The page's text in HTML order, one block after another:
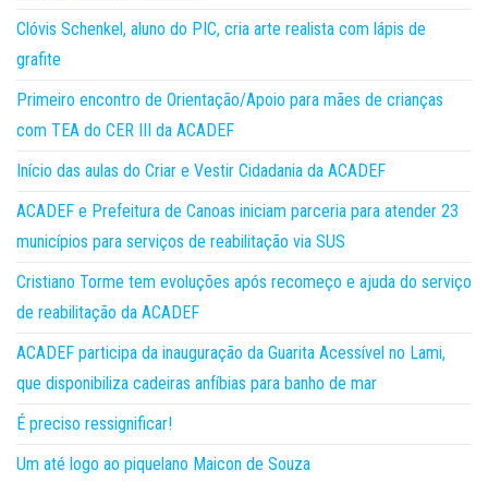
Clóvis Schenkel, aluno do PIC, cria arte realista com lápis de
grafite
Primeiro encontro de Orientação/Apoio para mães de crianças
com TEA do CER III da ACADEF
Início das aulas do Criar e Vestir Cidadania da ACADEF
ACADEF e Prefeitura de Canoas iniciam parceria para atender 23
municípios para serviços de reabilitação via SUS
Cristiano Torme tem evoluções após recomeço e ajuda do serviço
de reabilitação da ACADEF
ACADEF participa da inauguração da Guarita Acessível no Lami,
que disponibiliza cadeiras anfíbias para banho de mar
É preciso ressignificar!
Um até logo ao piquelano Maicon de Souza